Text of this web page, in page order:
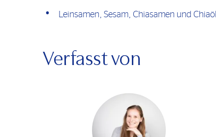
Leinsamen, Sesam, Chiasamen und
Verfasst von